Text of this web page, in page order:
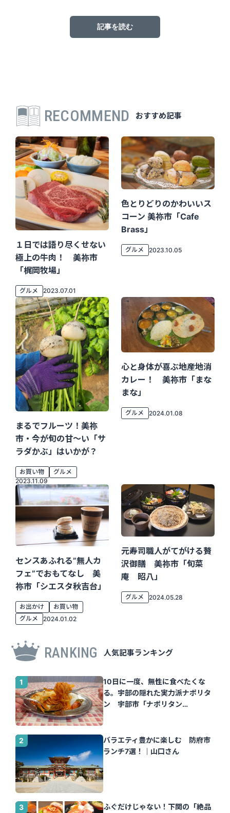
記事を読む
RECOMMEND おすすめ記事
１日では語り尽くせない
極上の牛肉！ 美祢市
「梶岡牧場」
グルメ 2023.07.01
色とりどりのかわいいス
コーン 美祢市「Cafe
Brass」
グルメ 2023.10.05
まるでフルーツ！美祢
市・今が旬の甘〜い「サ
ラダかぶ」はいかが？
お買い物
グルメ
2023.11.09
心と身体が喜ぶ地産地消
カレー！ 美祢市「まな
まな」
グルメ 2024.01.08
センスあふれる”無人カ
フェ”でおもてなし 美
祢市「シエスタ秋吉台」
お出かけ
お買い物
グルメ
2024.01.02
元寿司職人がてがける贅
沢御膳 美祢市「旬菜
庵 昭八」
グルメ 2024.05.28
RANKING 人気記事ランキング
10日に一度、無性に食べたくな
る。宇部の隠れた実力派ナポリタ
ン 宇部市「ナポリタン
バラエティ豊かに楽しむ 防府市
ランチ7選！｜山口さん
ふぐだけじゃない！下関の「絶品